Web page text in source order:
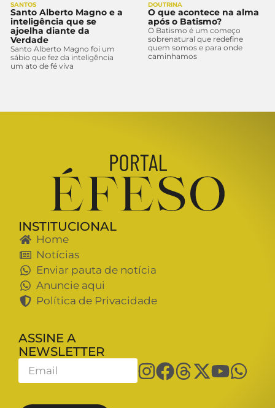
SANTOS
Santo Alberto Magno e a
inteligência que se
ajoelha diante da
Verdade
Santo Alberto Magno foi um
sábio que fez da inteligência
um ato de fé viva
DOUTRINA
O que acontece na alma
após o Batismo?
O Batismo é um começo
sobrenatural que redefine
quem somos e para onde
caminhamos
INSTITUCIONAL
Home
Notícias
Enviar pauta de notícia
Anuncie aqui
Política de Privacidade
ASSINE A
NEWSLETTER